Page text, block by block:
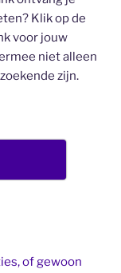
Klik op de
voor jouw
niet alleen
zijn.
of gewoon